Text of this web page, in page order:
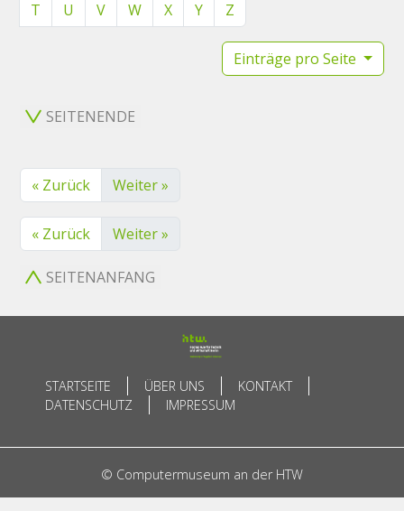
T
U V W X Y Z
Einträge pro Seite
SEITENENDE
« Zurück Weiter »
« Zurück Weiter »
SEITENANFANG
STARTSEITE ÜBER UNS
KONTAKT
DATENSCHUTZ
IMPRESSUM
© Computermuseum an der HTW